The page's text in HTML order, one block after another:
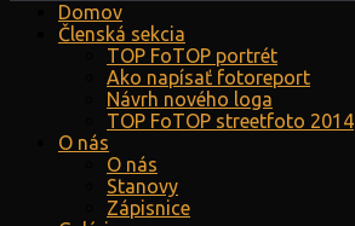
Domov
Členská sekcia
TOP FoTOP portrét
Ako napísať fotoreport
Návrh nového loga
TOP FoTOP streetfoto 2014
O nás
O nás
Stanovy
Zápisnice